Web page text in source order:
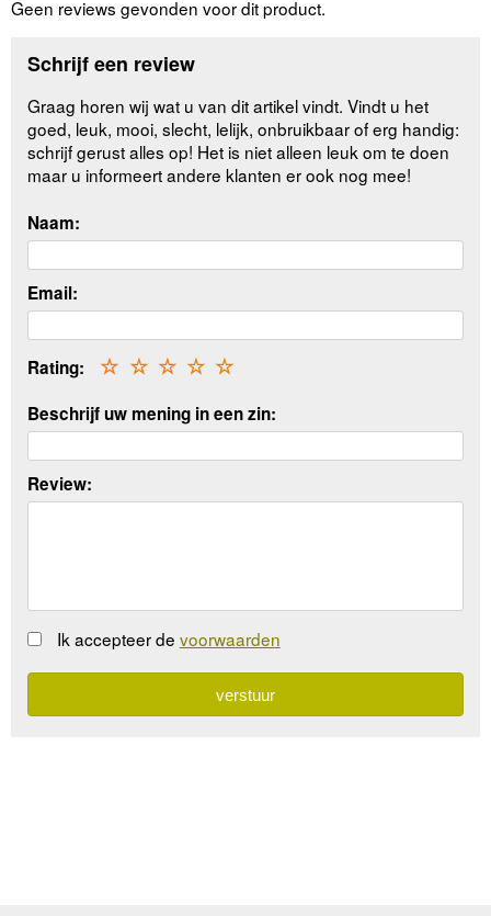
Geen reviews gevonden voor dit product.
Schrijf een review
Graag horen wij wat u van dit artikel vindt. Vindt u het
goed, leuk, mooi, slecht, lelijk, onbruikbaar of erg handig:
schrijf gerust alles op! Het is niet alleen leuk om te doen
maar u informeert andere klanten er ook nog mee!
Naam:
Email:
Rating: ☆
☆
☆
☆
☆
Beschrijf uw mening in een zin:
Review:
Ik accepteer de voorwaarden